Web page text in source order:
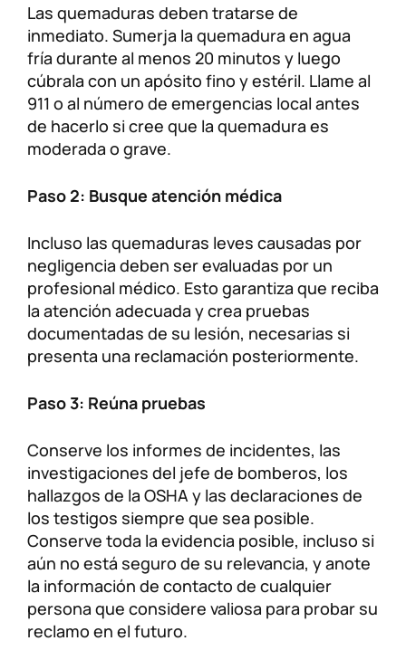
Las quemaduras deben tratarse de
inmediato. Sumerja la quemadura en agua
fría durante al menos 20 minutos y luego
cúbrala con un apósito fino y estéril. Llame al
911 o al número de emergencias local antes
de hacerlo si cree que la quemadura es
moderada o grave.
Paso 2: Busque atención médica
Incluso las quemaduras leves causadas por
negligencia deben ser evaluadas por un
profesional médico. Esto garantiza que reciba
la atención adecuada y crea pruebas
documentadas de su lesión, necesarias si
presenta una reclamación posteriormente.
Paso 3: Reúna pruebas
Conserve los informes de incidentes, las
investigaciones del jefe de bomberos, los
hallazgos de la OSHA y las declaraciones de
los testigos siempre que sea posible.
Conserve toda la evidencia posible, incluso si
aún no está seguro de su relevancia, y anote
la información de contacto de cualquier
persona que considere valiosa para probar su
reclamo en el futuro.